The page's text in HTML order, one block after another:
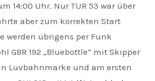
14:00 Uhr. Nur TUR 53 war über
aber zum korrekten Start
werden übrigens per Funk
GBR 192 „Bluebottle“ mit Skipper
Luvbahnmarke und am ersten